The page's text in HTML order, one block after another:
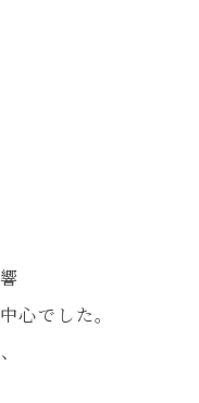
心でした。